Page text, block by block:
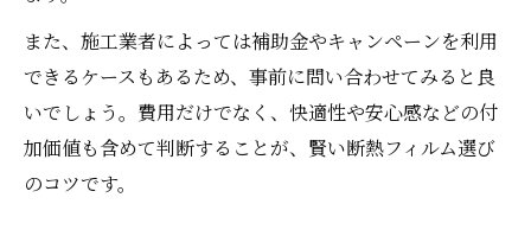
また、施工業者によっては補助金やキャンペーンを利用
できるケースもあるため、事前に問い合わせてみると良
いでしょう。費用だけでなく、快適性や安心感などの付
加価値も含めて判断することが、賢い断熱フィルム選び
のコツです。